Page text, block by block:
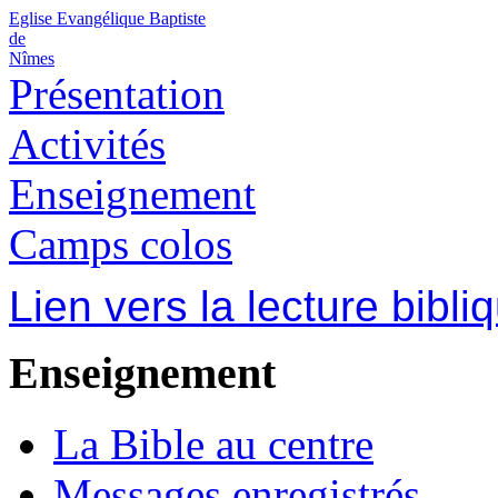
Eglise Evangélique Baptiste
de
Nîmes
Présentation
Activités
Enseignement
Camps colos
Lien vers la lecture
Enseignement
La Bible au centre